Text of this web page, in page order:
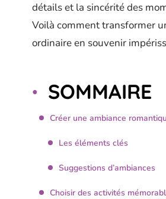
détails et la sincérité des
Voilà comment transformer
ordinaire en souvenir
SOMMAIRE
Créer une ambiance
Les éléments clés
Suggestions d’ambiances
Choisir des activités